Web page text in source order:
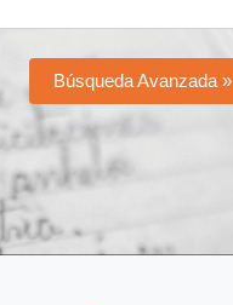
Búsqueda Avanzada »